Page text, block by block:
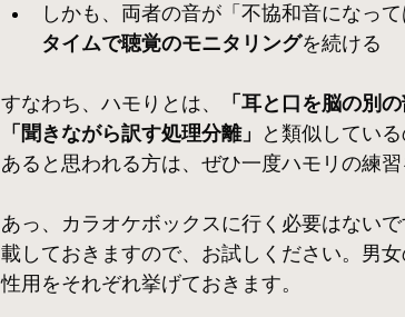
しかも、両者の音が「不協和音になっ
タイムで聴覚のモニタリングを続ける
すなわち、ハモりとは、 「耳と口を脳の別
「聞きながら訳す処理分離」
と類似してい
あると思われる方は、ぜひ一度ハモリの練習
あっ、カラオケボックスに行く必要はない
載しておきますので、お試しください。男
性用をそれぞれ挙げておきます。